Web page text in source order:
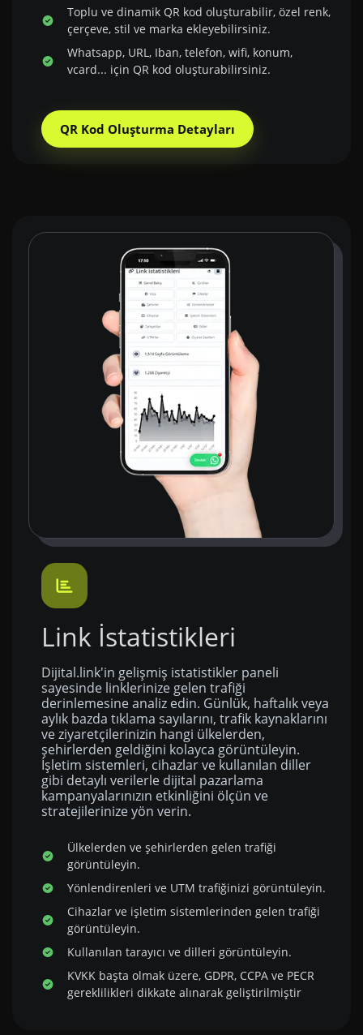
Toplu ve dinamik QR kod oluşturabilir, özel renk,
çerçeve, stil ve marka ekleyebilirsiniz.
Whatsapp, URL, Iban, telefon, wifi, konum,
vcard... için QR kod oluşturabilirsiniz.
QR Kod Oluşturma Detayları
Link İstatistikleri
Dijital.link'in gelişmiş istatistikler paneli
sayesinde linklerinize gelen trafiği
derinlemesine analiz edin. Günlük, haftalık veya
aylık bazda tıklama sayılarını, trafik kaynaklarını
ve ziyaretçilerinizin hangi ülkelerden,
şehirlerden geldiğini kolayca görüntüleyin.
İşletim sistemleri, cihazlar ve kullanılan diller
gibi detaylı verilerle dijital pazarlama
kampanyalarınızın etkinliğini ölçün ve
stratejilerinize yön verin.
Ülkelerden ve şehirlerden gelen trafiği
görüntüleyin.
Yönlendirenleri ve UTM trafiğinizi görüntüleyin.
Cihazlar ve işletim sistemlerinden gelen trafiği
görüntüleyin.
Kullanılan tarayıcı ve dilleri görüntüleyin.
KVKK başta olmak üzere, GDPR, CCPA ve PECR
gereklilikleri dikkate alınarak geliştirilmiştir